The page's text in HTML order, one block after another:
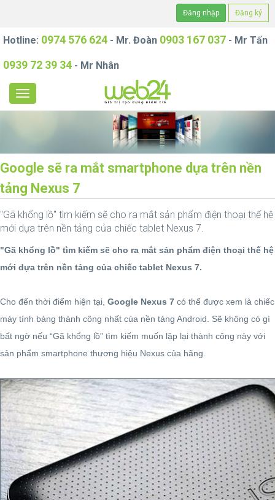
Đăng nhập Đăng ký
Hotline: 0974 576 624 - Mr. Đoàn 0903 167 037 - Mr Tấn
0939 72 39 34 - Mr Nhân
Google sẽ ra mắt smartphone dựa trên nền
tảng Nexus 7
"Gã khổng lồ" tìm kiếm sẽ cho ra mắt sản phẩm điện thoại thế hệ
mới dựa trên nền tảng của chiếc tablet Nexus 7.
"Gã khổng lồ" tìm kiếm sẽ cho ra mắt sản phẩm điện thoại thế hệ
mới dựa trên nền tảng của chiếc tablet Nexus 7.
Cho đến thời điểm hiện tại, Google Nexus 7 có thể được xem là chiếc
máy tính bảng thành công nhất của nền tảng Android. Sẽ không có gì
bất ngờ nếu “Gã khổng lồ” tìm kiếm muốn lặp lại thành công này với
sản phẩm smartphone thương hiệu Nexus của hãng.